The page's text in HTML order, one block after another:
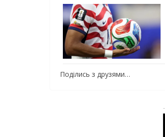
Поділись з друзями…